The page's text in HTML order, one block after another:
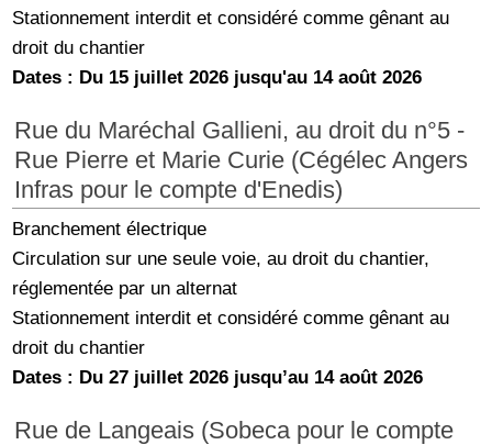
Stationnement interdit et considéré comme gênant au
droit du chantier
Dates : Du 15 juillet 2026 jusqu'au 14 août 2026
Rue du Maréchal Gallieni, au droit du n°5 -
Rue Pierre et Marie Curie (Cégélec Angers
Infras pour le compte d'Enedis)
Branchement électrique
Circulation sur une seule voie, au droit du chantier,
réglementée par un alternat
Stationnement interdit et considéré comme gênant au
droit du chantier
Dates : Du 27 juillet 2026 jusqu’au 14 août 2026
Rue de Langeais (Sobeca pour le compte